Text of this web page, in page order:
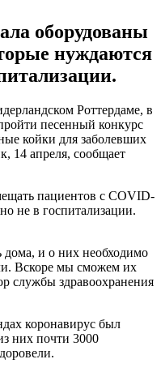
оборудованы
нуждаются
Роттердаме, в
песенный конкурс
койки для заболевших
14 апреля, сообщает
пациентов с COVID-
не в госпитализации.
и о них необходимо
Вскоре мы сможем их
службы здравоохранения
коронавирус был
них почти 3000